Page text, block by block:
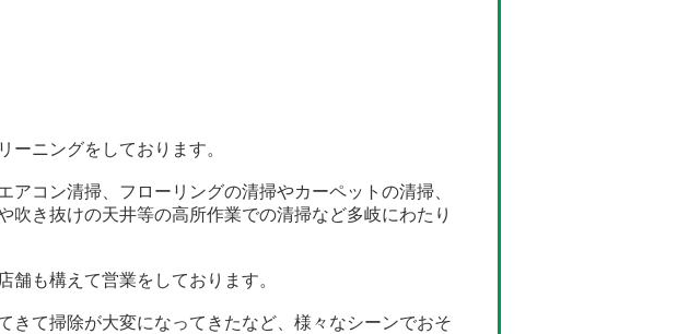
ニングをしております。
コン清掃、フローリングの清掃やカーペットの清掃、
き抜けの天井等の高所作業での清掃など多岐にわたり
も構えて営業をしております。
きて掃除が大変になってきたなど、様々なシーンでおそ